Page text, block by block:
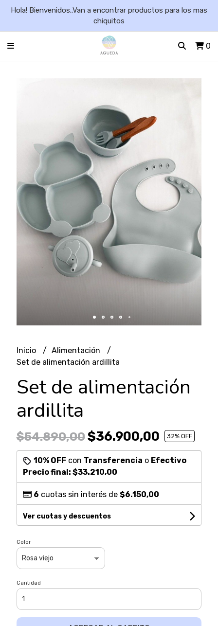
Hola! Bienvenidos..Van a encontrar productos para los mas
chiquitos
0
Inicio
Alimentación
Set de alimentación ardillita
Set de alimentación
ardillita
$54.890,00$36.900,00 32% OFF
10% OFF con Transferencia o Efectivo
Precio final: $33.210,00
6 cuotas sin interés de $6.150,00
Ver cuotas y descuentos
Color
Cantidad